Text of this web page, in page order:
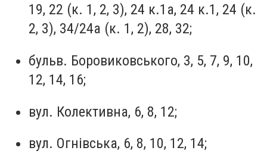
19, 22 (к. 1, 2, 3), 24 к.1а, 24 к.1, 24 (к.
2, 3), 34/24а (к. 1, 2), 28, 32;
бульв. Боровиковського, 3, 5, 7, 9, 10,
12, 14, 16;
вул. Колективна, 6, 8, 12;
вул. Огнівська, 6, 8, 10, 12, 14;